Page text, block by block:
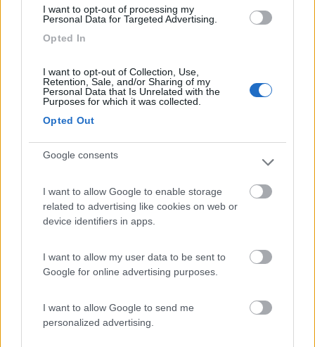
I want to opt-out of processing my
Personal Data for Targeted Advertising.
Opted In
I want to opt-out of Collection, Use,
Retention, Sale, and/or Sharing of my
Personal Data that Is Unrelated with the
Purposes for which it was collected.
Opted Out
Google consents
I want to allow Google to enable storage
related to advertising like cookies on web or
device identifiers in apps.
I want to allow my user data to be sent to
Google for online advertising purposes.
I want to allow Google to send me
personalized advertising.
hanno usato questa